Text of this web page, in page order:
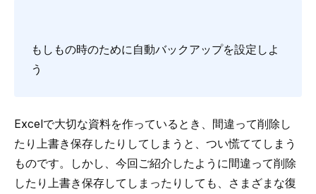
もしもの時のために自動バックアップを設定しよ
う
Excelで大切な資料を作っているとき、間違って削除し
たり上書き保存したりしてしまうと、つい慌ててしまう
ものです。しかし、今回ご紹介したように間違って削除
したり上書き保存してしまったりしても、さまざまな復